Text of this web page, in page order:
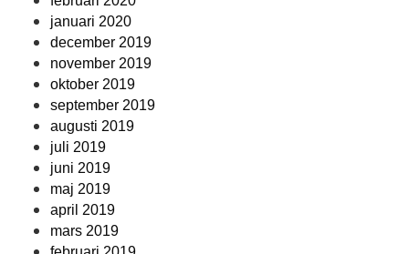
januari 2020
december 2019
november 2019
oktober 2019
september 2019
augusti 2019
juli 2019
juni 2019
maj 2019
april 2019
mars 2019